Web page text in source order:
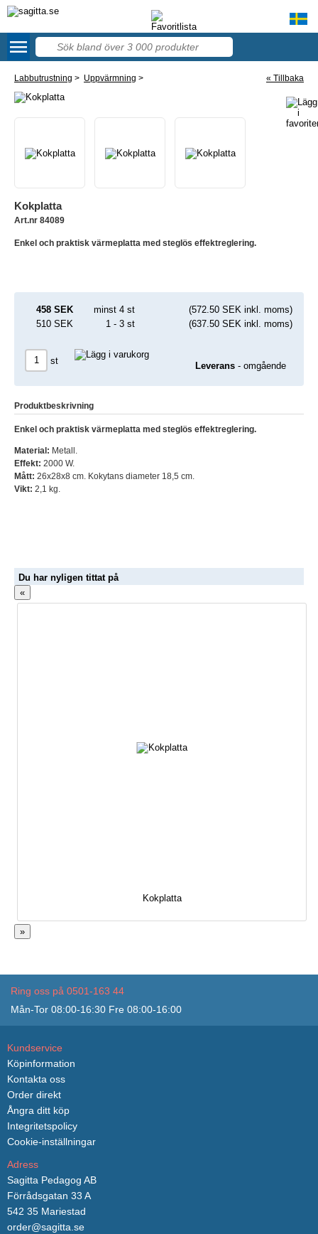
58
menu
Labbutrustning > Uppvärmning > « Tillbaka
Kokplatta
Art.nr 84089
Enkel och praktisk värmeplatta med steglös effektreglering.
458 SEK minst 4 st
(572.50 SEK inkl. moms)
510 SEK
1 - 3 st (637.50 SEK inkl. moms)
st Leverans - omgående
Produktbeskrivning
Enkel och praktisk värmeplatta med steglös effektreglering.
Material: Metall.
Effekt: 2000 W.
Mått: 26x28x8 cm. Kokytans diameter 18,5 cm.
Vikt: 2,1 kg.
Du har nyligen tittat på
«
Kokplatta
»
Ring oss på 0501-163 44
Mån-Tor 08:00-16:30 Fre 08:00-16:00
Kundservice
Köpinformation
Kontakta oss
Order direkt
Ångra ditt köp
Integritetspolicy
Cookie-inställningar
Adress
Sagitta Pedagog AB
Förrådsgatan 33 A
542 35 Mariestad
order@sagitta.se